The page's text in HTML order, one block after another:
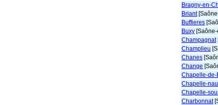
Bragny-en-
Briant
Buffieres
Buxy
Champagnat
Champlieu
Chanes
Change
Chapelle-de-
Chapelle-
Chapelle-
Charbonnat